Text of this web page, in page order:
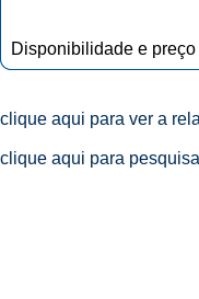
Disponibilidade e
clique aqui para ver a
clique aqui para